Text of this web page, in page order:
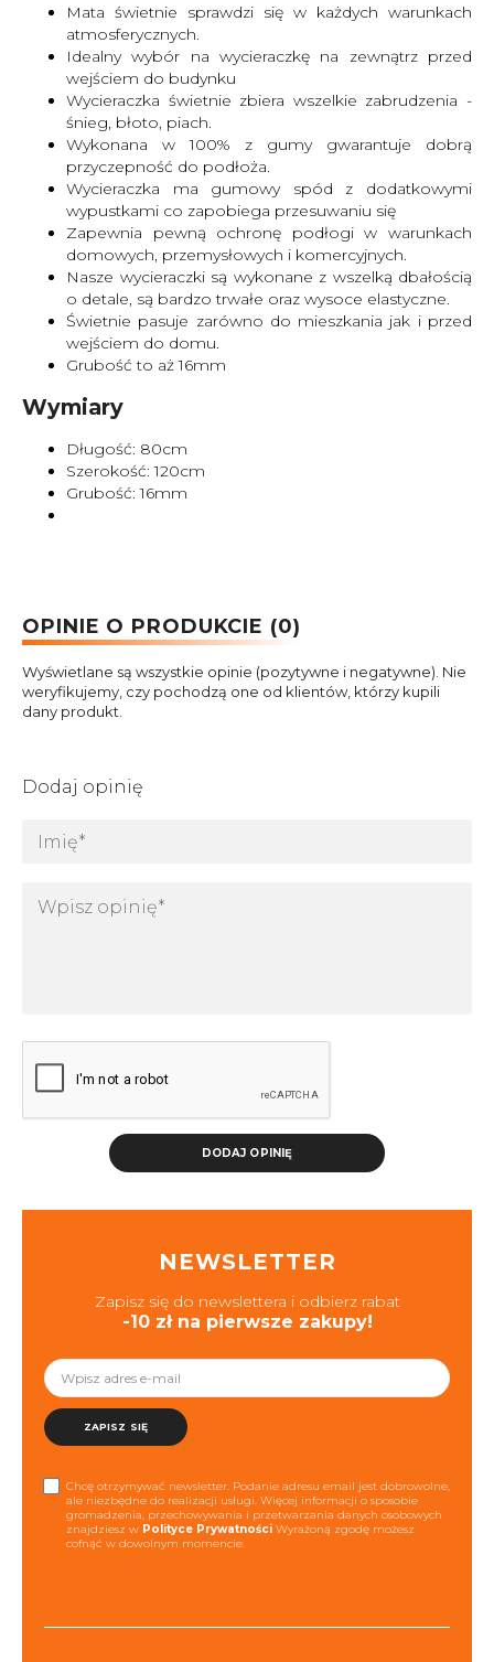
Mata świetnie sprawdzi się w każdych warunkach
atmosferycznych.
Idealny wybór na wycieraczkę na zewnątrz przed
wejściem do budynku
Wycieraczka świetnie zbiera wszelkie zabrudzenia -
śnieg, błoto, piach.
Wykonana w 100% z gumy gwarantuje dobrą
przyczepność do podłoża.
Wycieraczka ma gumowy spód z dodatkowymi
wypustkami co zapobiega przesuwaniu się
Zapewnia pewną ochronę podłogi w warunkach
domowych, przemysłowych i komercyjnych.
Nasze wycieraczki są wykonane z wszelką dbałością
o detale, są bardzo trwałe oraz wysoce elastyczne.
Świetnie pasuje zarówno do mieszkania jak i przed
wejściem do domu.
Grubość to aż 16mm
Wymiary
Długość: 80cm
Szerokość: 120cm
Grubość: 16mm
OPINIE O PRODUKCIE (0)
Wyświetlane są wszystkie opinie (pozytywne i negatywne). Nie
weryfikujemy, czy pochodzą one od klientów, którzy kupili
dany produkt.
Dodaj opinię
DODAJ OPINIĘ
NEWSLETTER
Zapisz się do newslettera i odbierz rabat
-10 zł na pierwsze zakupy!
ZAPISZ SIĘ
Chcę otrzymywać newsletter. Podanie adresu email jest dobrowolne,
ale niezbędne do realizacji usługi. Więcej informacji o sposobie
gromadzenia, przechowywania i przetwarzania danych osobowych
znajdziesz w Polityce Prywatności Wyrażoną zgodę możesz
cofnąć w dowolnym momencie.